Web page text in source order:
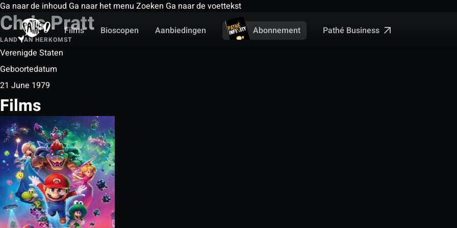
Ga naar de inhoud Ga naar het menu Zoeken Ga naar de voettekst
Films
Bioscopen Aanbiedingen Abonnement Pathé Business
Chris Pratt
LAND VAN HERKOMST
Verenigde Staten
Geboortedatum
21 June 1979
Films